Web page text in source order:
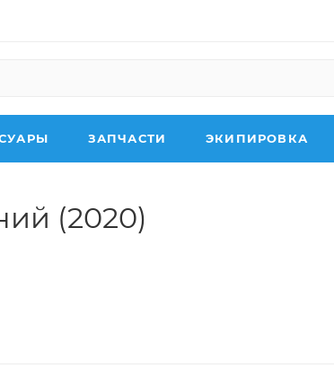
ЗАПЧАСТИ ЭКИПИРОВКА
(2020)